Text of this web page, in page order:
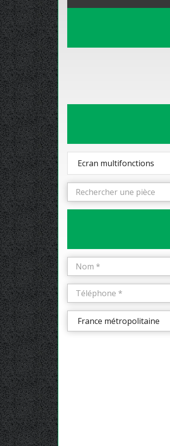
Ecran multifonctions